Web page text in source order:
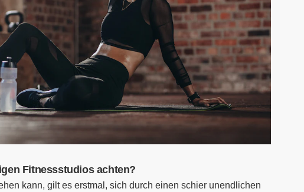
Fitnessstudios achten?
kann, gilt es erstmal, sich durch einen schier unendlichen